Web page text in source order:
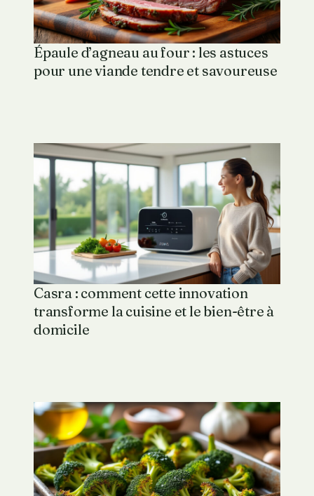
Épaule d’agneau au four : les astuces
pour une viande tendre et savoureuse
Casra : comment cette innovation
transforme la cuisine et le bien-être à
domicile